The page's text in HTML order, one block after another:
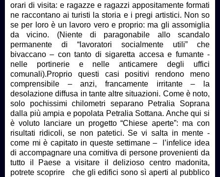
orari di visita: e ragazze e ragazzi appositamente formati
ne raccontano ai turisti la storia e i pregi artistici. Non so
se per loro è un lavoro vero e proprio: ma gli assomiglia
da vicino. (Niente di paragonabile allo scandalo
permanente di “lavoratori socialmente utili” che
bivaccano – con tanto di sigaretta accesa e fumante -
nelle portinerie e nelle anticamere degli uffici
comunali).Proprio questi casi positivi rendono meno
comprensibile – anzi, francamente irritante – la
desolazione diffusa in tante altre situazioni. Come è noto,
solo pochissimi chilometri separano Petralia Soprana
dalla più ampia e popolata Petralia Sottana. Anche qui si
è voluto lanciare un progetto “Chiese aperte”: ma con
risultati ridicoli, se non patetici. Se vi salta in mente -
come mi è capitato in queste settimane – l’infelice idea
di accompagnare una comitiva di persone provenienti da
tutto il Paese a visitare il delizioso centro madonita,
potrete scoprire che gli edifici sono sì aperti al pubblico